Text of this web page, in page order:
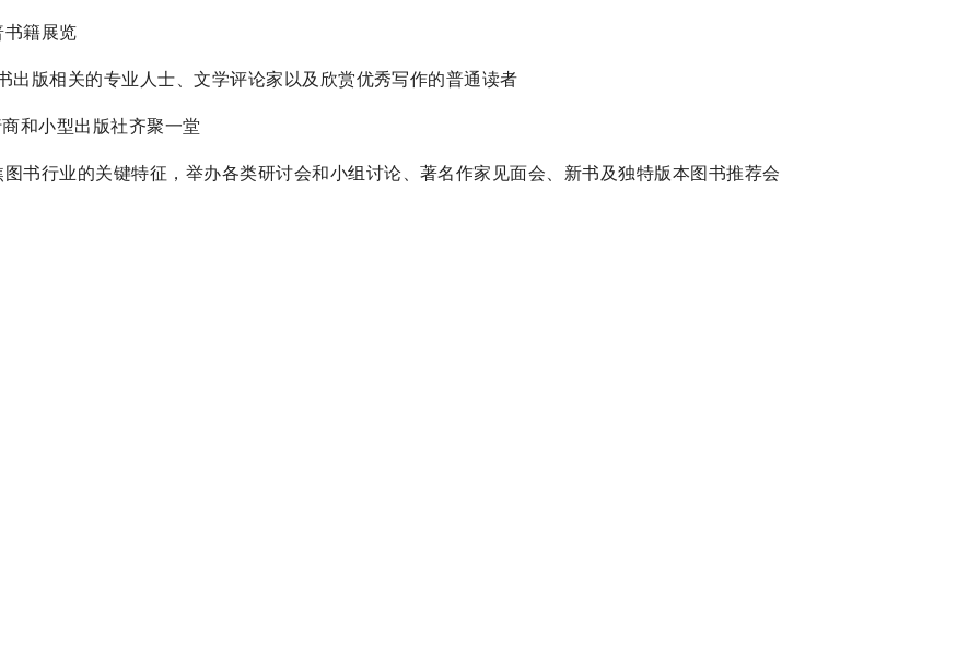
籍展览
相关的专业人士、文学评论家以及欣赏优秀写作的普通读者
和小型出版社齐聚一堂
行业的关键特征，举办各类研讨会和小组讨论、著名作家见面会、新书及独特版本图书推荐会